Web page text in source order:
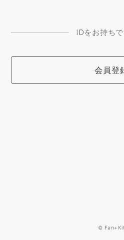
IDをお持ち
会員登
© Fan+Kit